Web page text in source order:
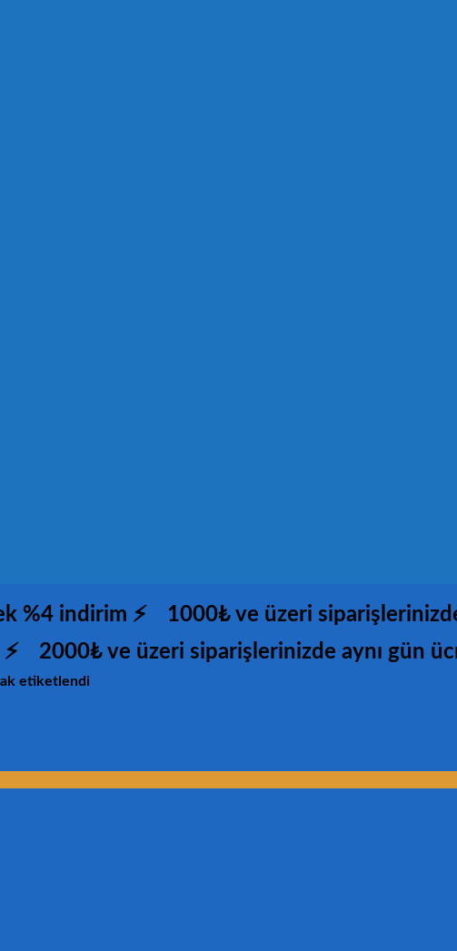
%4 indirim ⚡ 1000₺ ve üzeri
2000₺ ve üzeri siparişlerinizde aynı gün
etiketlendi